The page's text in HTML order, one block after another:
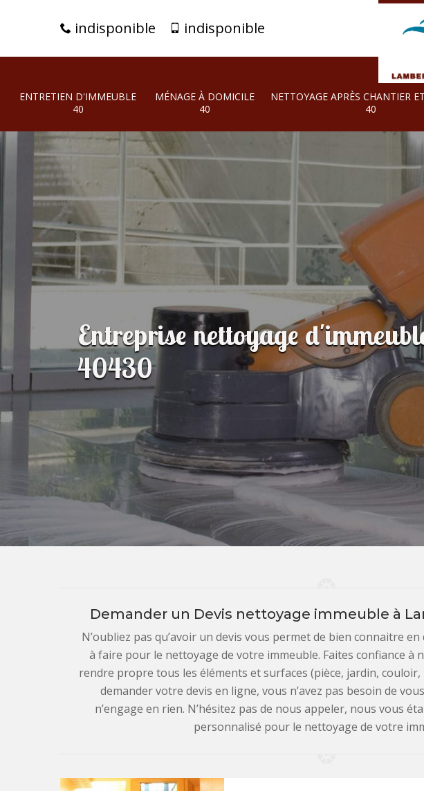
indisponible indisponible
ENTRETIEN D'IMMEUBLE
40
MÉNAGE À DOMICILE
40
NETTOYAGE APRÈS CHANTIER
40
Entreprise nettoyage
40430
Demander un Devis nettoyage immeuble à
N’oubliez pas qu’avoir un devis vous permet de bien connaitre
à faire pour le nettoyage de votre immeuble. Faites confiance à
rendre propre tous les éléments et surfaces (pièce, jardin, couloir,
demander votre devis en ligne, vous n’avez pas besoin de
n’engage en rien. N’hésitez pas de nous appeler, nous vous
personnalisé pour le nettoyage de votre